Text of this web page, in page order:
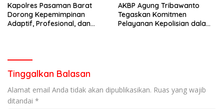
Kapolres Pasaman Barat
Dorong Kepemimpinan
Adaptif, Profesional, dan
AKBP Agung Tribawanto
Tegaskan Komitmen
Pelayanan Kepolisian dalam
Tinggalkan Balasan
Alamat email Anda tidak akan dipublikasikan. Ruas yang wajib
ditandai *